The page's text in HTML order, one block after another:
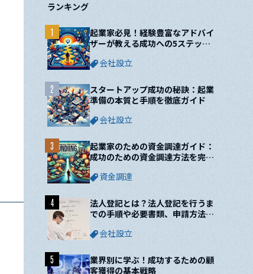
ランキング
起業家必見！経験豊富なアドバイ
ザーが教える成功への5ステップ
会社設立
1
スタートアップ成功の秘訣：起業
準備の本質と手順を徹底ガイド
会社設立
2
起業家のための資金調達ガイド：
成功のための資金調達方法を完全
資金調達
3
法人登記とは？法人登記を行うま
での手順や必要書類、申請方法に
会社設立
4
業界別に学ぶ！成功するための顧
客獲得の基本戦略
5